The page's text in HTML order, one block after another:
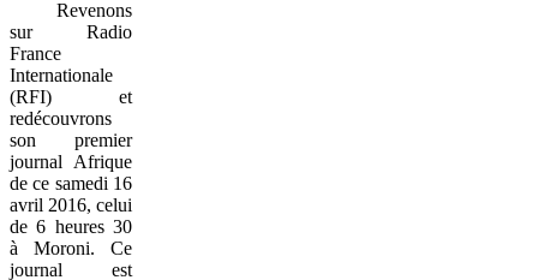
Revenons
sur Radio
France
Internationale
(RFI) et
redécouvrons
son premier
journal Afrique
de ce samedi 16
avril 2016, celui
de 6 heures 30
à Moroni. Ce
journal est